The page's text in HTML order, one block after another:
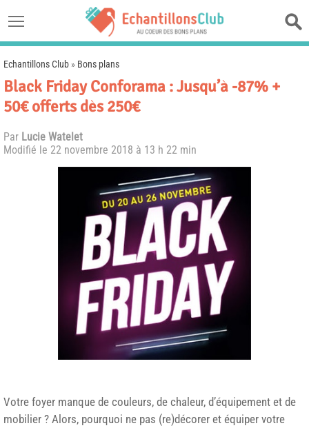
Echantillons Club » Bons plans
Black Friday Conforama : Jusqu’à -87% +
50€ offerts dès 250€
Par Lucie Watelet
Modifié le 22 novembre 2018 à 13 h 22 min
Votre foyer manque de couleurs, de chaleur, d’équipement et de
mobilier ? Alors, pourquoi ne pas (re)décorer et équiper votre